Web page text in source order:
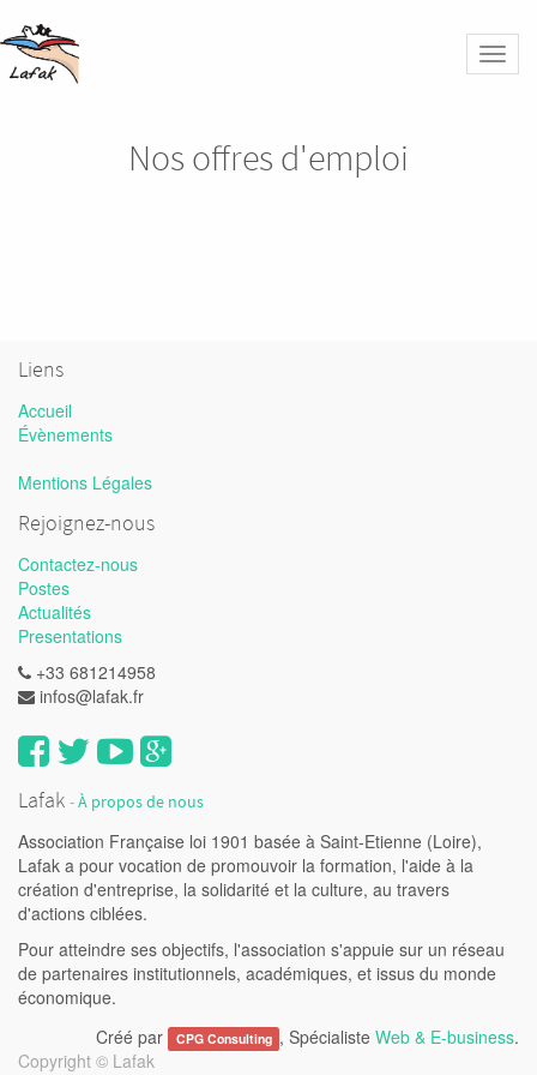
la
Nos offres d'emploi
Liens
Accueil
Évènements
Mentions Légales
Rejoignez-nous
Contactez-nous
Postes
Actualités
Presentations
+33 681214958
infos@lafak.fr
Lafak -À propos de nous
Association Française loi 1901 basée à Saint-Etienne (Loire),
Lafak a pour vocation de promouvoir la formation, l'aide à la
création d'entreprise, la solidarité et la culture, au travers
d'actions ciblées.
Pour atteindre ses objectifs, l'association s'appuie sur un réseau
de partenaires institutionnels, académiques, et issus du monde
économique.
Créé par CPG Consulting , Spécialiste Web & E-business.
Copyright © Lafak